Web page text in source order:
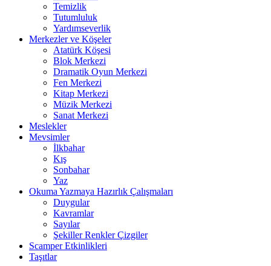
Temizlik
Tutumluluk
Yardımseverlik
Merkezler ve Köşeler
Atatürk Köşesi
Blok Merkezi
Dramatik Oyun Merkezi
Fen Merkezi
Kitap Merkezi
Müzik Merkezi
Sanat Merkezi
Meslekler
Mevsimler
İlkbahar
Kış
Sonbahar
Yaz
Okuma Yazmaya Hazırlık Çalışmaları
Duygular
Kavramlar
Sayılar
Şekiller Renkler Çizgiler
Scamper Etkinlikleri
Taşıtlar